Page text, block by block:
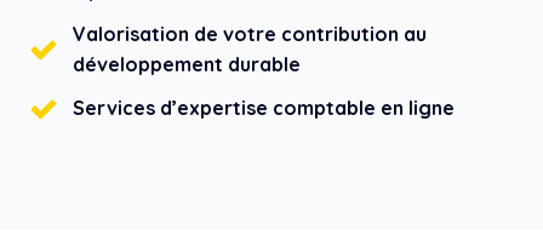
Valorisation de votre contribution au
développement durable
Services d’expertise comptable en ligne